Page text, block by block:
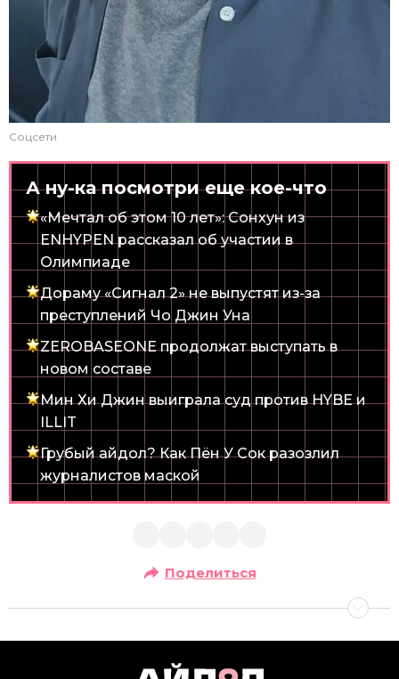
Соцсети
А ну-ка посмотри еще кое-что
«Мечтал об этом 10 лет»: Сонхун из
ENHYPEN рассказал об участии в
Олимпиаде
Дораму «Сигнал 2» не выпустят из-за
преступлений Чо Джин Уна
ZEROBASEONE продолжат выступать в
новом составе
Мин Хи Джин выиграла суд против HYBE и
ILLIT
Грубый айдол? Как Пён У Сок разозлил
журналистов маской
Поделиться